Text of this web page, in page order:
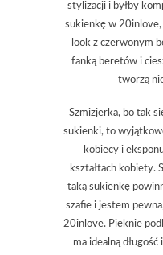
stylizacji i byłby
sukienkę w 20inlove,
look z czerwonym
fanką beretów i
tworzą
Szmizjerka, bo tak
sukienki, to
kobiecy i
kształtach kobiety.
taką sukienkę
szafie i jestem
20inlove. Pięknie
ma idealną